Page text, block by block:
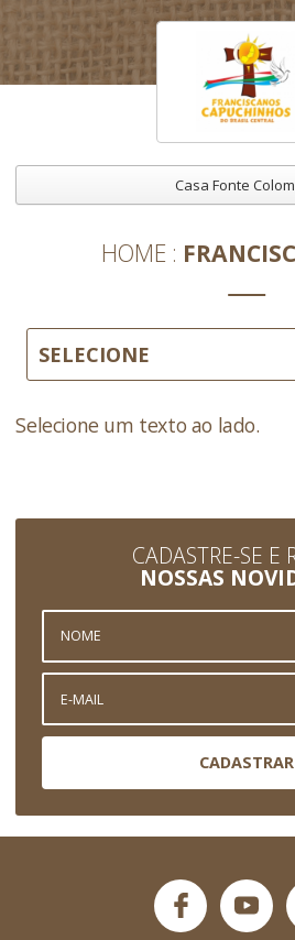
Casa Fonte
HOME
SELECIONE
Selecione um texto ao lado.
CADASTRE-SE E
NOSSAS
CADASTRAR